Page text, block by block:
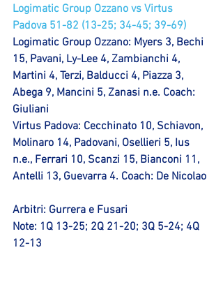
Logimatic Group Ozzano vs Virtus
Padova 51-82 (13-25; 34-45; 39-69)
Logimatic Group Ozzano: Myers 3, Bechi
15, Pavani, Ly-Lee 4, Zambianchi 4,
Martini 4, Terzi, Balducci 4, Piazza 3,
Abega 9, Mancini 5, Zanasi n.e. Coach:
Giuliani
Virtus Padova: Cecchinato 10, Schiavon,
Molinaro 14, Padovani, Osellieri 5, Ius
n.e., Ferrari 10, Scanzi 15, Bianconi 11,
Antelli 13, Guevarra 4. Coach: De Nicolao
Arbitri: Gurrera e Fusari
Note: 1Q 13-25; 2Q 21-20; 3Q 5-24; 4Q
12-13